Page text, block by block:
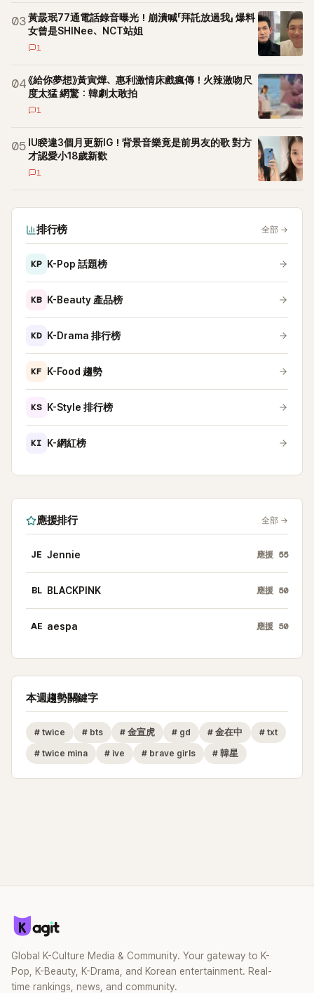
03黃晸珉77通電話錄音曝光！崩潰喊「拜託放過我」 爆料
女曾是SHINee、NCT站姐
1
04《給你夢想》黃寅燁、惠利激情床戲瘋傳！火辣激吻尺
度太猛 網驚：韓劇太敢拍
1
05 IU睽違3個月更新IG！背景音樂竟是前男友的歌 對方
才認愛小18歲新歡
1
排行榜 全部 →
KP K-Pop 話題榜
KB K-Beauty 產品榜
KD K-Drama 排行榜
KF K-Food 趨勢
KS K-Style 排行榜
KI K-網紅榜
應援排行 全部 →
JE Jennie 應援 55
BL BLACKPINK 應援 50
AE aespa 應援 50
本週趨勢關鍵字
# twice # bts # 金宣虎 # gd # 金在中 # txt
# twice mina # ive # brave girls # 韓星
Global K-Culture Media & Community. Your gateway to K-
Pop, K-Beauty, K-Drama, and Korean entertainment. Real-
time rankings, news, and community.